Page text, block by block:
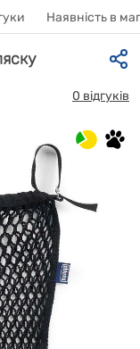
Наявність в
0 відгуків